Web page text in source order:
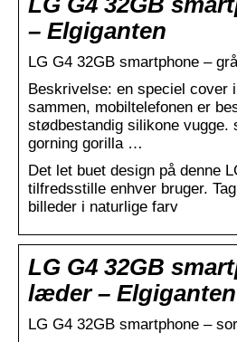
– Elgiganten
LG G4 32GB smartphone –
Beskrivelse: en speciel cover
sammen, mobiltelefonen er
stødbestandig silikone vugge.
gorning gorilla …
Det let buet design på denne
tilfredsstille enhver bruger.
billeder i naturlige farv
LG G4 32GB
læder – Elgiganten
LG G4 32GB smartphone –